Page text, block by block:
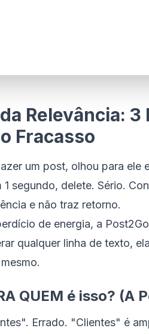
Relevância:
Fracasso
um post, olhou para ele
1 segundo, delete. Sério.
e não traz retorno.
de energia, a
qualquer linha de texto,
QUEM é isso? (A
Errado. "Clientes" é